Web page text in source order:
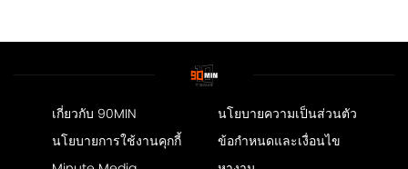
เกี่ยวกับ 90MIN
นโยบายความเป็นส่วนตัว
นโยบายการใช้งานคุกกี้
ข้อกำหนดและเงื่อนไข